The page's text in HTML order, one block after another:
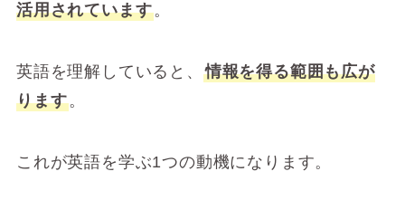
活用されています。
英語を理解していると、 情報を得る範囲も広が
ります。
これが英語を学ぶ1つの動機になります。